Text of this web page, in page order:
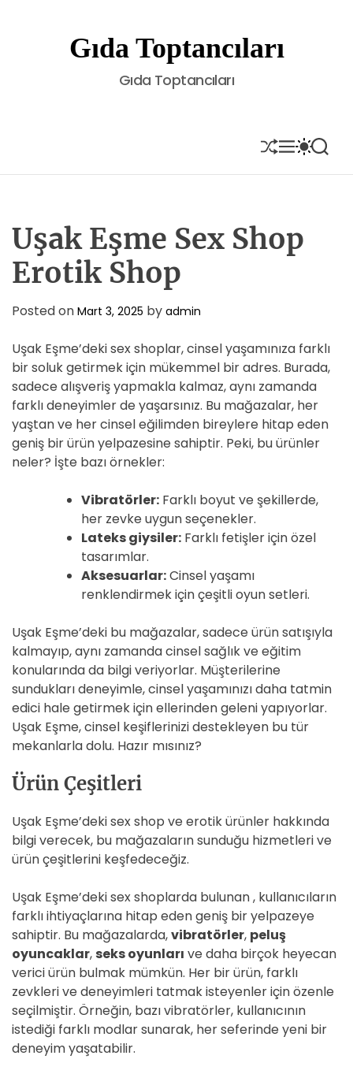
t
Gıda Toptancıları
Gıda Toptancıları
S
H
U
E
M
E
N
S
W
I
C
O
L
E
S
E
A
Uşak Eşme Sex Shop
Erotik Shop
Posted on Mart 3, 2025 by admin
Uşak Eşme’deki sex shoplar, cinsel yaşamınıza farklı
bir soluk getirmek için mükemmel bir adres. Burada,
sadece alışveriş yapmakla kalmaz, aynı zamanda
farklı deneyimler de yaşarsınız. Bu mağazalar, her
yaştan ve her cinsel eğilimden bireylere hitap eden
geniş bir ürün yelpazesine sahiptir. Peki, bu ürünler
neler? İşte bazı örnekler:
Vibratörler: Farklı boyut ve şekillerde,
her zevke uygun seçenekler.
Lateks giysiler: Farklı fetişler için özel
tasarımlar.
Aksesuarlar:Cinsel yaşamı
renklendirmek için çeşitli oyun setleri.
Uşak Eşme’deki bu mağazalar, sadece ürün satışıyla
kalmayıp, aynı zamanda cinsel sağlık ve eğitim
konularında da bilgi veriyorlar. Müşterilerine
sundukları deneyimle, cinsel yaşamınızı daha tatmin
edici hale getirmek için ellerinden geleni yapıyorlar.
Uşak Eşme, cinsel keşiflerinizi destekleyen bu tür
mekanlarla dolu. Hazır mısınız?
Ürün Çeşitleri
Uşak Eşme’deki sex shop ve erotik ürünler hakkında
bilgi verecek, bu mağazaların sunduğu hizmetleri ve
ürün çeşitlerini keşfedeceğiz.
Uşak Eşme’deki sex shoplarda bulunan , kullanıcıların
farklı ihtiyaçlarına hitap eden geniş bir yelpazeye
sahiptir. Bu mağazalarda,vibratörler, peluş
oyuncaklar, seks oyunları ve daha birçok heyecan
verici ürün bulmak mümkün. Her bir ürün, farklı
zevkleri ve deneyimleri tatmak isteyenler için özenle
seçilmiştir. Örneğin, bazı vibratörler, kullanıcının
istediği farklı modlar sunarak, her seferinde yeni bir
deneyim yaşatabilir.